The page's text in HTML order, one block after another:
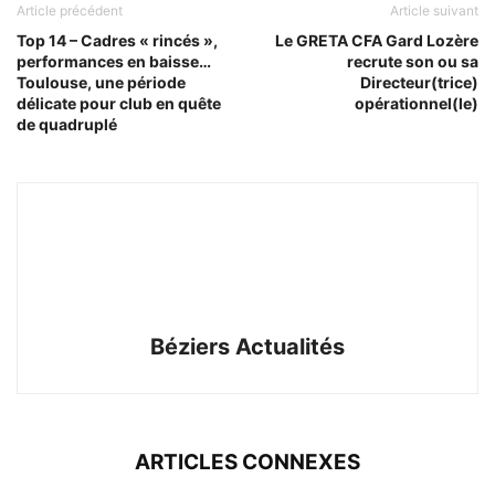
Article précédent
Top 14 – Cadres « rincés »,
performances en baisse…
Toulouse, une période
délicate pour club en quête
de quadruplé
Article suivant
Le GRETA CFA Gard Lozère
recrute son ou sa
Directeur(trice)
opérationnel(le)
Béziers Actualités
ARTICLES CONNEXES